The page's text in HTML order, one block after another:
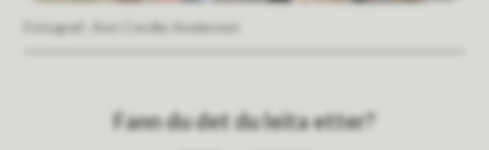
Ann Cecilie Andersen
Fann du det du leita etter?